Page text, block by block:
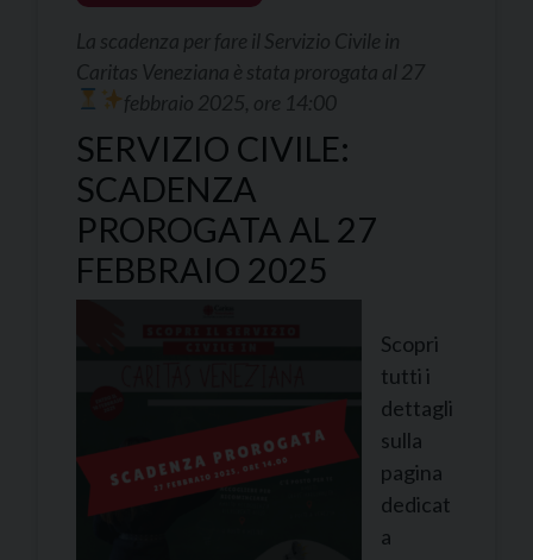
La scadenza per fare il Servizio Civile in
Caritas Veneziana è stata prorogata al 27
febbraio 2025, ore 14:00
SERVIZIO CIVILE:
SCADENZA
PROROGATA AL 27
FEBBRAIO 2025
Scopri
tutti i
dettagli
sulla
pagina
dedicat
a